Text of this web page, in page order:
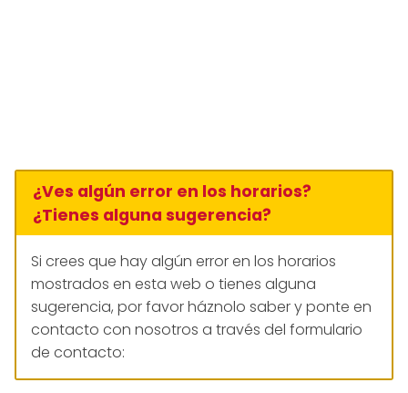
¿Ves algún error en los horarios?
¿Tienes alguna sugerencia?
Si crees que hay algún error en los horarios
mostrados en esta web o tienes alguna
sugerencia, por favor háznolo saber y ponte en
contacto con nosotros a través del formulario
de contacto: